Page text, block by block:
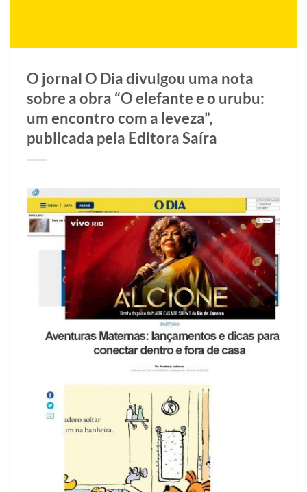
O jornal O Dia divulgou uma nota
sobre a obra “O elefante e o urubu:
um encontro com a leveza”,
publicada pela Editora Saíra